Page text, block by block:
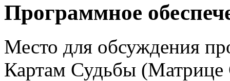
Программное
Место для обсуждения
Картам Судьбы (Матрице